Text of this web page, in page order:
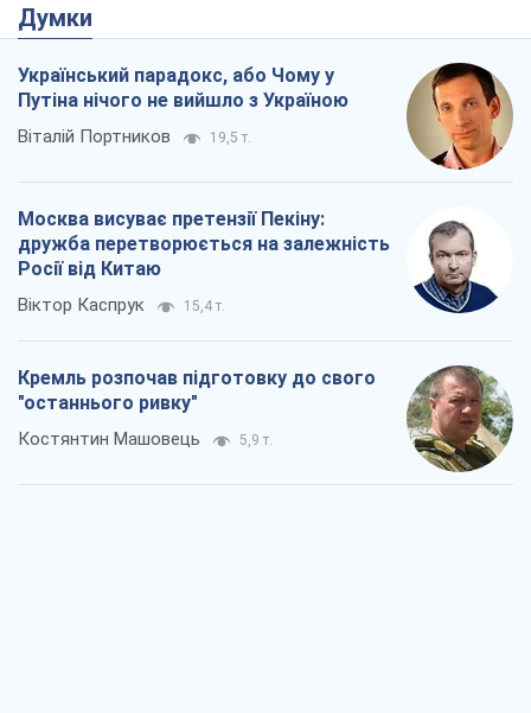
Думки
Український парадокс, або Чому у
Путіна нічого не вийшло з Україною
Віталій Портников 19,5 т.
Москва висуває претензії Пекіну:
дружба перетворюється на залежність
Росії від Китаю
Віктор Каспрук 15,4 т.
Кремль розпочав підготовку до свого
"останнього ривку"
Костянтин Машовець 5,9 т.